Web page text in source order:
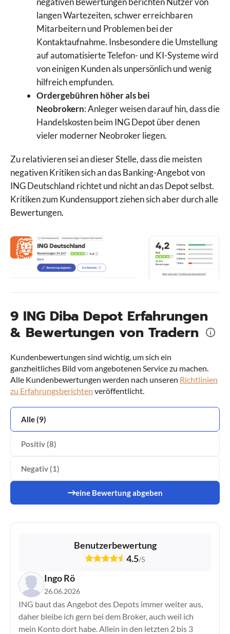
4.5
VS
Wähle Broker Aus
langen Wartezeiten, schwer erreichbaren
Mitarbeitern und Problemen bei der
Kontaktaufnahme. Insbesondere die Umstellung
auf automatisierte Telefon- und KI-Systeme wird
von einigen Kunden als unpersönlich und wenig
hilfreich empfunden.
Ordergebühren höher als bei
Neobrokern: Anleger weisen darauf hin, dass die
Handelskosten beim ING Depot über denen
vieler moderner Neobroker liegen.
Zu relativieren sei an dieser Stelle, dass die meisten
negativen Kritiken sich an das Banking-Angebot von
ING Deutschland richtet und nicht an das Depot selbst.
Kritiken zum Kundensupport ziehen sich aber durch alle
Bewertungen.
9 ING Diba Depot Erfahrungen
& Bewertungen von Tradern
Kundenbewertungen sind wichtig, um sich ein
ganzheitliches Bild vom angebotenen Service zu machen.
Alle Kundenbewertungen werden nach unseren Richtlinien
zu Erfahrungsberichten veröffentlicht.
Alle (9)
Positiv (8)
Negativ (1)
eine Bewertung abgeben
Benutzerbewertung
4.5/5
Ingo Rö
26.06.2026
ING baut das Angebot des Depots immer weiter aus,
daher bleibe ich gern bei dem Broker, auch weil ich
mein Konto dort habe. Allein in den letzten 2 bis 3